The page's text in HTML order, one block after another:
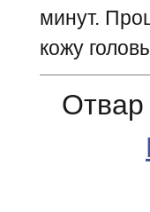
минут.
кожу
Отвар